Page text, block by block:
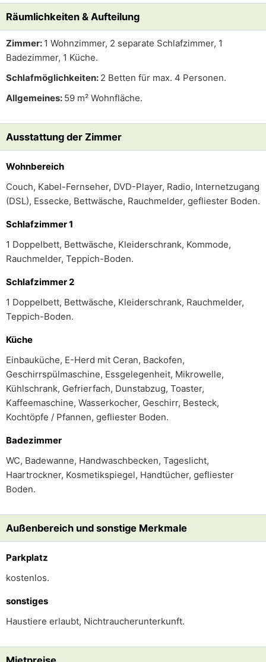
Räumlichkeiten & Aufteilung
Zimmer: 1 Wohnzimmer, 2 separate Schlafzimmer, 1
Badezimmer, 1 Küche.
Schlafmöglichkeiten: 2 Betten für max. 4 Personen.
Allgemeines: 59 m² Wohnfläche.
Ausstattung der Zimmer
Wohnbereich
Couch, Kabel-Fernseher, DVD-Player, Radio, Internetzugang
(DSL), Essecke, Bettwäsche, Rauchmelder, gefliester Boden.
Schlafzimmer 1
1 Doppelbett, Bettwäsche, Kleiderschrank, Kommode,
Rauchmelder, Teppich-Boden.
Schlafzimmer 2
1 Doppelbett, Bettwäsche, Kleiderschrank, Rauchmelder,
Teppich-Boden.
Küche
Einbauküche, E-Herd mit Ceran, Backofen,
Geschirrspülmaschine, Essgelegenheit, Mikrowelle,
Kühlschrank, Gefrierfach, Dunstabzug, Toaster,
Kaffeemaschine, Wasserkocher, Geschirr, Besteck,
Kochtöpfe / Pfannen, gefliester Boden.
Badezimmer
WC, Badewanne, Handwaschbecken, Tageslicht,
Haartrockner, Kosmetikspiegel, Handtücher, gefliester
Boden.
Außenbereich und sonstige Merkmale
Parkplatz
kostenlos.
sonstiges
Haustiere erlaubt, Nichtraucherunterkunft.